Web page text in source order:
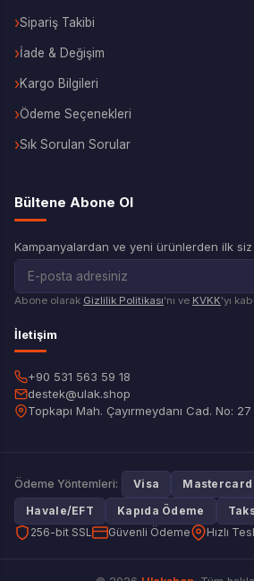
Sipariş Takibi
İade & Değişim
Kargo Bilgileri
Ödeme Seçenekleri
Sık Sorulan Sorular
Bültene Abone Ol
Kampanyalardan ve yeni ürünlerden ilk
Abone olarak Gizlilik Politikası'nı ve KVKK'yı
İletişim
+90 531 563 59 18
destek@ulak.shop
Topkapı Mah. Çayırmeydanı Cad. No:
Ödeme Yöntemleri: Visa Mastercard
Havale/EFT
Kapıda Ödeme
256-bit SSL
Güvenli Ödeme Hızlı